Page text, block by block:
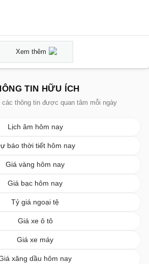
Xem thêm
TIN HỮU ÍCH
các thông tin được quan tâm mỗi ngày
Lịch âm hôm nay
báo thời tiết hôm nay
Giá vàng hôm nay
Giá bạc hôm nay
Tỷ giá ngoại tệ
Giá xe ô tô
Giá xe máy
xăng dầu hôm nay